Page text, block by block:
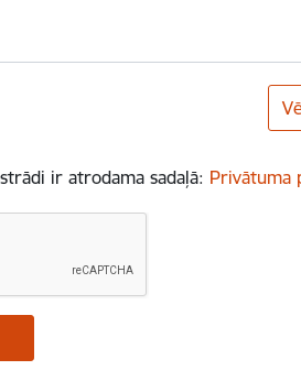
ir atrodama sadaļā: Privātuma